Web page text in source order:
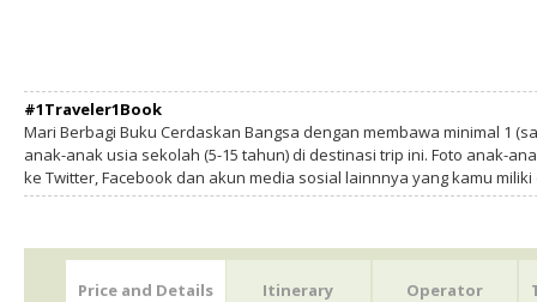
#1Traveler1Book
Mari Berbagi Buku Cerdaskan Bangsa dengan membawa minimal 1
anak-anak usia sekolah (5-15 tahun) di destinasi trip ini. Foto anak-
ke Twitter, Facebook dan akun media sosial lainnnya yang kamu
Price and Details Itinerary Operator